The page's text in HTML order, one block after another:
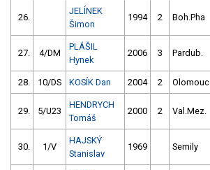
26.
JELÍNEK
Šimon
1994 2 Boh.Pha
27. 4/DM
PLÁŠIL
Hynek
2006 3 Pardub.
28. 10/DS KOSÍK Dan 2004 2 Olomouc
29. 5/U23
HENDRYCH
Tomáš
2000 2 Val.Mez.
30. 1/V
HAJSKÝ
Stanislav
1969 Semily